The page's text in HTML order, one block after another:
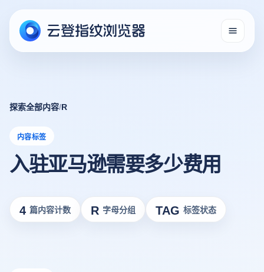
探索全部内容/R
内容标签
入驻亚马逊需要多少费用
4 篇内容计数 R 字母分组 TAG 标签状态